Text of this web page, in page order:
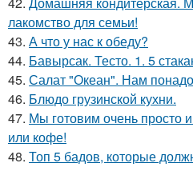
лакомство для семьи!
43. А что у нас к обеду?
44. Бавырсак. Тесто. 1. 5
45. Салат "Океан". Нам
46. Блюдо грузинской кухни.
47. Мы готовим очень просто
или кофе!
48. Топ 5 бадов, которые